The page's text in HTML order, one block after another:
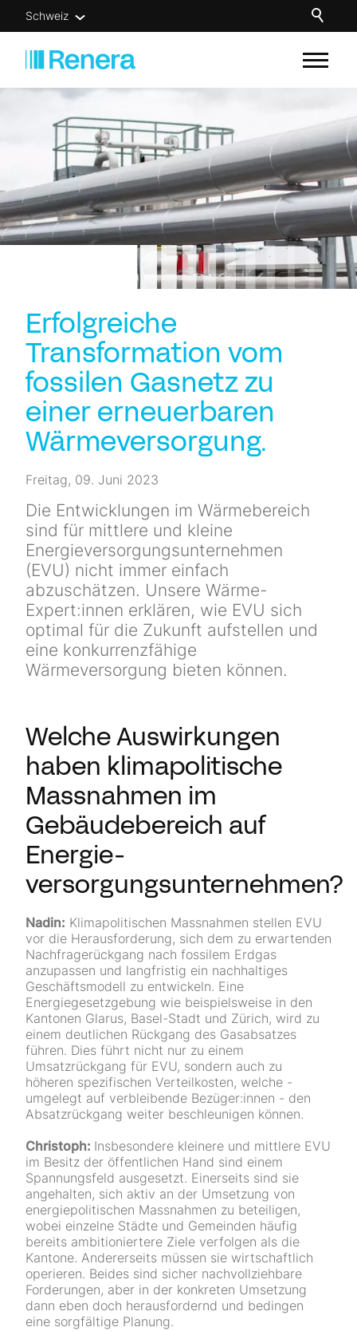
Schweiz
Für wen
Know-how
Über uns
Erfolgreiche
Transformation vom
fossilen Gasnetz zu
einer er­neuerbaren
Wärme­­­versorgung.
Freitag, 09. Juni 2023
Die Entwicklungen im Wärmebereich
sind für mittlere und kleine
Energieversorgungs­unternehmen
(EVU) nicht immer einfach
abzuschätzen. Unsere Wärme-
Expert:innen erklären, wie EVU sich
optimal für die Zukunft aufstellen und
eine konkurrenzfähige
Wärmeversorgung bieten können.
Welche Auswirkungen
haben klimapolitische
Massnahmen im
Gebäudebereich auf
Energie­
versorgungsunternehmen?
Nadin: Klimapolitischen Massnahmen stellen EVU
vor die Herausforderung, sich dem zu erwartenden
Nachfragerückgang nach fossilem Erdgas
anzupassen und langfristig ein nachhaltiges
Geschäftsmodell zu entwickeln. Eine
Energiegesetzgebung wie beispielsweise in den
Kantonen Glarus, Basel-Stadt und Zürich, wird zu
einem deutlichen Rückgang des Gasabsatzes
führen. Dies führt nicht nur zu einem
Umsatzrückgang für EVU, sondern auch zu
höheren spezifischen Verteilkosten, welche -
umgelegt auf verbleibende Bezüger:innen - den
Absatzrückgang weiter beschleunigen können.
Christoph: Insbesondere kleinere und mittlere EVU
im Besitz der öffentlichen Hand sind einem
Spannungsfeld ausgesetzt. Einerseits sind sie
angehalten, sich aktiv an der Umsetzung von
energiepolitischen Massnahmen zu beteiligen,
wobei einzelne Städte und Gemeinden häufig
bereits ambitioniertere Ziele verfolgen als die
Kantone. Andererseits müssen sie wirtschaftlich
operieren. Beides sind sicher nachvollziehbare
Forderungen, aber in der konkreten Umsetzung
dann eben doch herausfordernd und bedingen
eine sorgfältige Planung.